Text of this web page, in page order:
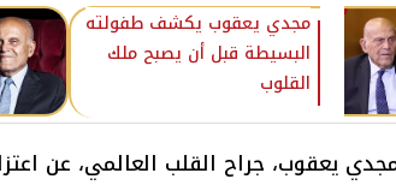
مجدي يعقوب يكشف طفولته
البسيطة قبل أن يصبح ملك
القلوب
يعقوب، جراح القلب العالمي، عن